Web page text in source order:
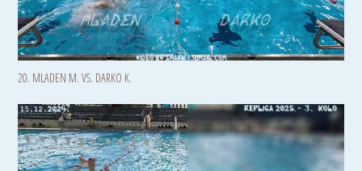
20. MLADEN M. VS. DARKO K.